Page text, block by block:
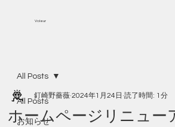
Voleur
All Posts
お知らせ
All Posts
ホームページリニュー
釘崎野薔薇 2024年1月24日 読了時間: 1分